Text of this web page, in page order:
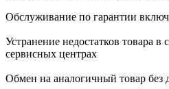
Обслуживание по гарантии
Устранение недостатков товара
сервисных центрах
Обмен на аналогичный товар без